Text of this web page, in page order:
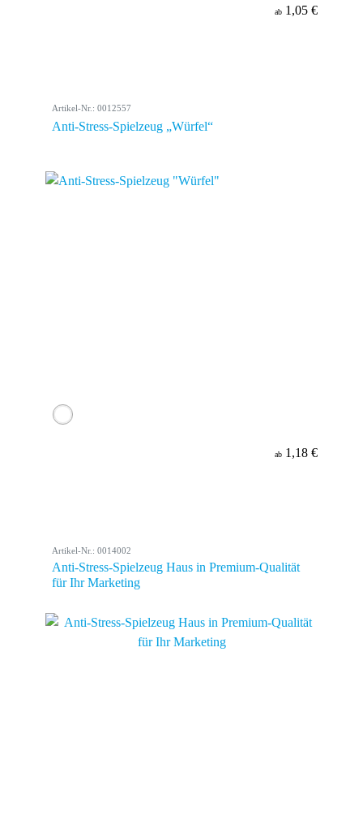
ab 1,05 €
Artikel-Nr.: 0012557
Anti-Stress-Spielzeug „Würfel“
ab 1,18 €
Artikel-Nr.: 0014002
Anti-Stress-Spielzeug Haus in Premium-Qualität
für Ihr Marketing